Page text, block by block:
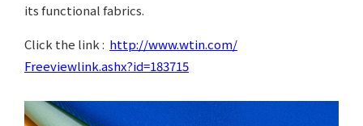
its functional fabrics.
Click the link : http://www.wtin.com/
Freeviewlink.ashx?id=183715